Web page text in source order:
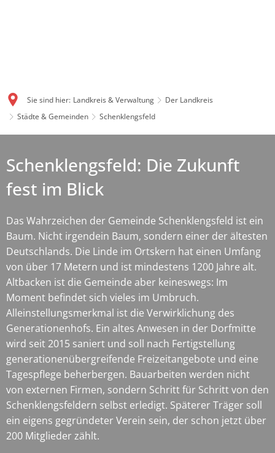
Sie sind hier: Landkreis & Verwaltung
Der Landkreis
Städte & Gemeinden
Schenklengsfeld
Schenklengsfeld: Die Zukunft
fest im Blick
Das Wahrzeichen der Gemeinde Schenklengsfeld ist ein
Baum. Nicht irgendein Baum, sondern einer der ältesten
Deutschlands. Die Linde im Ortskern hat einen Umfang
von über 17 Metern und ist mindestens 1200 Jahre alt.
Altbacken ist die Gemeinde aber keineswegs: Im
Moment befindet sich vieles im Umbruch.
Alleinstellungsmerkmal ist die Verwirklichung des
Generationenhofs. Ein altes Anwesen in der Dorfmitte
wird seit 2015 saniert und soll nach Fertigstellung
generationenübergreifende Freizeitangebote und eine
Tagespflege beherbergen. Bauarbeiten werden nicht
von externen Firmen, sondern Schritt für Schritt von den
Schenklengsfeldern selbst erledigt. Späterer Träger soll
ein eigens gegründeter Verein sein, der schon jetzt über
200 Mitglieder zählt.